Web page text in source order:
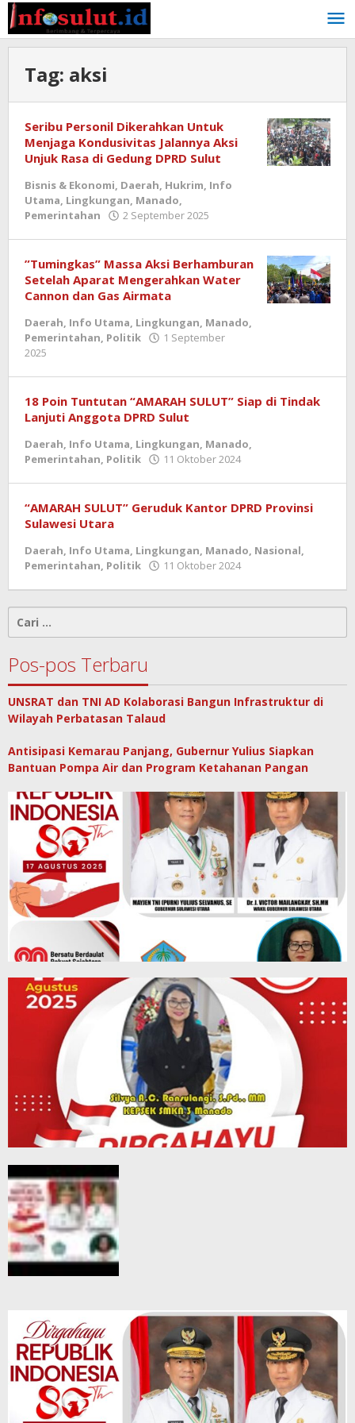
Lewati
ke
konten
Tag: aksi
Seribu Personil Dikerahkan Untuk
Menjaga Kondusivitas Jalannya Aksi
Unjuk Rasa di Gedung DPRD Sulut
Bisnis & Ekonomi, Daerah, Hukrim, Info
Utama, Lingkungan, Manado,
Pemerintahan
2 September 2025
”Tumingkas” Massa Aksi Berhamburan
Setelah Aparat Mengerahkan Water
Cannon dan Gas Airmata
Daerah, Info Utama, Lingkungan, Manado,
Pemerintahan, Politik
1 September
2025
18 Poin Tuntutan “AMARAH SULUT” Siap di Tindak
Lanjuti Anggota DPRD Sulut
Daerah, Info Utama, Lingkungan, Manado,
Pemerintahan, Politik 11 Oktober 2024
“AMARAH SULUT” Geruduk Kantor DPRD Provinsi
Sulawesi Utara
Daerah, Info Utama, Lingkungan, Manado, Nasional,
Pemerintahan, Politik 11 Oktober 2024
untuk:
Pos-pos Terbaru
UNSRAT dan TNI AD Kolaborasi Bangun Infrastruktur di
Wilayah Perbatasan Talaud
Antisipasi Kemarau Panjang, Gubernur Yulius Siapkan
Bantuan Pompa Air dan Program Ketahanan Pangan